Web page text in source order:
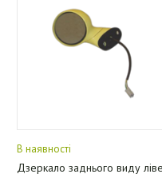
В наявності
Дзеркало заднього виду ліве